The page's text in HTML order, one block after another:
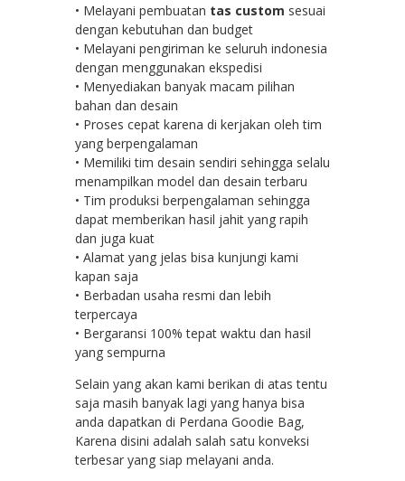
• Melayani pembuatan tas custom sesuai
dengan kebutuhan dan budget
• Melayani pengiriman ke seluruh indonesia
dengan menggunakan ekspedisi
• Menyediakan banyak macam pilihan
bahan dan desain
• Proses cepat karena di kerjakan oleh tim
yang berpengalaman
• Memiliki tim desain sendiri sehingga selalu
menampilkan model dan desain terbaru
• Tim produksi berpengalaman sehingga
dapat memberikan hasil jahit yang rapih
dan juga kuat
• Alamat yang jelas bisa kunjungi kami
kapan saja
• Berbadan usaha resmi dan lebih
terpercaya
• Bergaransi 100% tepat waktu dan hasil
yang sempurna
Selain yang akan kami berikan di atas tentu
saja masih banyak lagi yang hanya bisa
anda dapatkan di Perdana Goodie Bag,
Karena disini adalah salah satu konveksi
terbesar yang siap melayani anda.